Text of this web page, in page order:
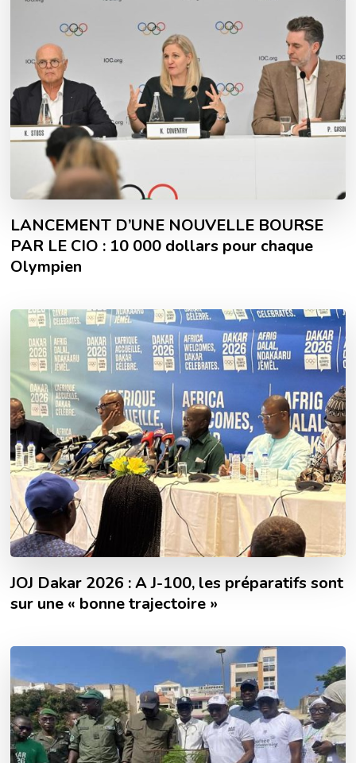
LANCEMENT D’UNE NOUVELLE BOURSE
PAR LE CIO : 10 000 dollars pour chaque
Olympien
JOJ Dakar 2026 : A J-100, les préparatifs sont
sur une « bonne trajectoire »